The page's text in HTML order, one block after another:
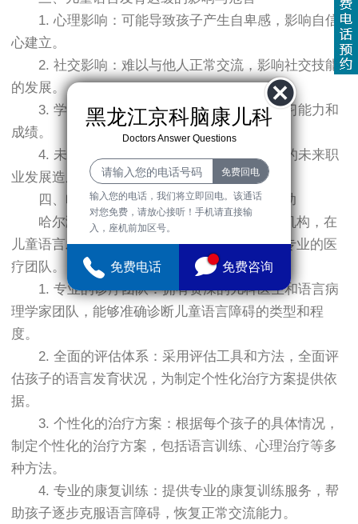
1. 心理影响：可能导致孩子产生自卑感，影响自信
心建立。
2. 社交影响：难以与他人正常交流，影响社交技能
的发展。
3. 学业影响：语言障碍可能影响孩子的学习能力和
成绩。
4. 未来发展：长期的语言障碍可能对孩子的未来职
业发展造成一定限制。
四、哈尔滨京科儿童医院的专业解读与帮助
哈尔滨京科儿童医院作为专业的儿科医疗机构，在
儿童语言发育迟缓领域拥有丰富的诊疗经验和专业的医
疗团队。
1. 专业的诊疗团队：拥有资深的儿科医生和语言病
理学家团队，能够准确诊断儿童语言障碍的类型和程
度。
2. 全面的评估体系：采用评估工具和方法，全面评
估孩子的语言发育状况，为制定个性化治疗方案提供依
据。
3. 个性化的治疗方案：根据每个孩子的具体情况，
制定个性化的治疗方案，包括语言训练、心理治疗等多
种方法。
4. 专业的康复训练：提供专业的康复训练服务，帮
助孩子逐步克服语言障碍，恢复正常交流能力。
黑龙江京科脑康儿科
Doctors Answer Questions
输入您的电话，我们将立即回电。该通话
对您免费，请放心接听！手机请直接输
入，座机前加区号。
免费电话 免费咨询